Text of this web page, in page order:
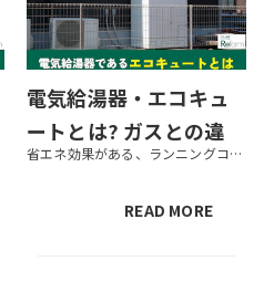
電気給湯器・エコキュ
ートとは? ガスとの違
い・交換費用・補助金省エネ効果がある、ランニングコストを安く抑えられるという理由から人気が高まっている、電気給湯器のエコキュート。「せっかくだから自宅に取り入れたい」とは思っていても、 「本当にお得なのだろうか？」 「従来のガス方式と何が違...
READ MORE